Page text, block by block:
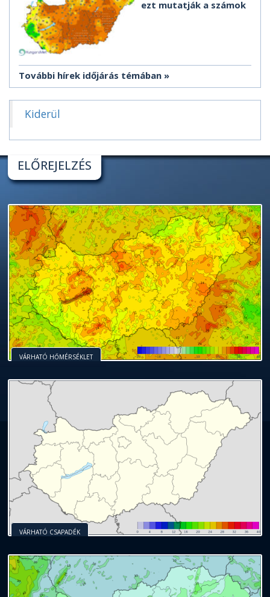
ezt mutatják a számok
További hírek időjárás témában
Kiderül
ELŐREJELZÉS
VÁRHATÓ HŐMÉRSÉKLET
VÁRHATÓ CSAPADÉK